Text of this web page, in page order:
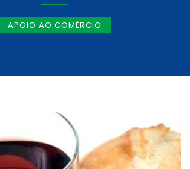
APOIO AO COMÉRCIO